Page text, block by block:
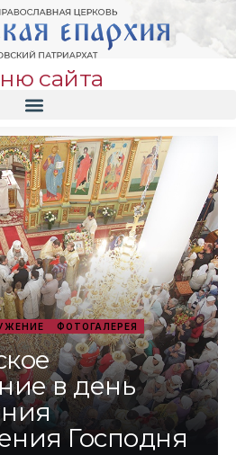
сайта
ФОТОГАЛЕРЕЯ
в день
Господня